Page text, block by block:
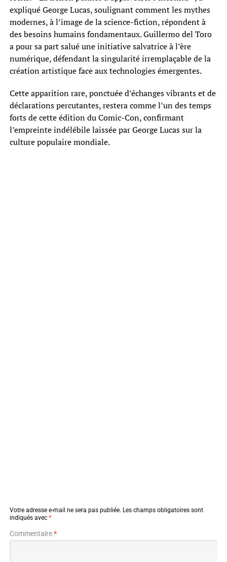
expliqué George Lucas, soulignant comment les mythes
modernes, à l’image de la science-fiction, répondent à
des besoins humains fondamentaux. Guillermo del Toro
a pour sa part salué une initiative salvatrice à l’ère
numérique, défendant la singularité irremplaçable de la
création artistique face aux technologies émergentes.
Cette apparition rare, ponctuée d’échanges vibrants et de
déclarations percutantes, restera comme l’un des temps
forts de cette édition du Comic-Con, confirmant
l’empreinte indélébile laissée par George Lucas sur la
culture populaire mondiale.
Votre adresse e-mail ne sera pas publiée. Les champs obligatoires sont
indiqués avec *
Commentaire*